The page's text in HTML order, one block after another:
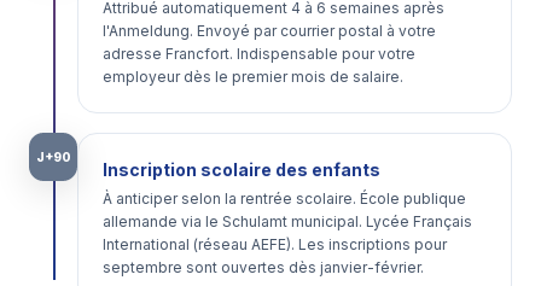
Attribué automatiquement 4 à 6 semaines après
l'Anmeldung. Envoyé par courrier postal à votre
adresse Francfort. Indispensable pour votre
employeur dès le premier mois de salaire.
J+90
Inscription scolaire des enfants
À anticiper selon la rentrée scolaire. École publique
allemande via le Schulamt municipal. Lycée Français
International (réseau AEFE). Les inscriptions pour
septembre sont ouvertes dès janvier-février.